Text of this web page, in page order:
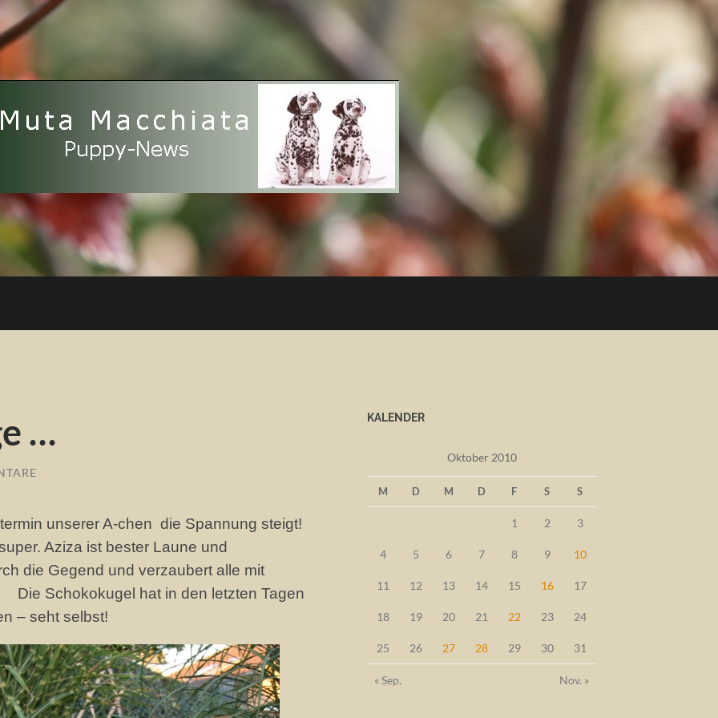
Muta
Macchiata
Puppy
News
…
unserer A-chen  die Spannung steigt!
Aziza ist bester Laune und
die Gegend und verzaubert alle mit
Die Schokokugel hat in den letzten Tagen
– seht selbst!
KALENDER
Oktober 2010
M D M D F S S
1 2 3
4 5 6 7 8 9 10
11 12 13 14 15 16 17
18 19 20 21 22 23 24
25 26 27 28 29 30 31
« Sep. Nov. »